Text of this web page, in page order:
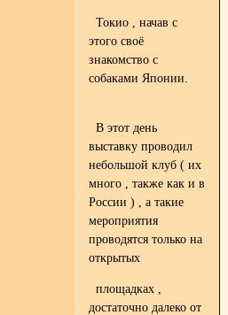
Токио , начав с
этого своё
знакомство с
собаками Японии.
В этот день
выставку проводил
небольшой клуб ( их
много , также как и в
России ) , а такие
мероприятия
проводятся только на
открытых
площадках ,
достаточно далеко от